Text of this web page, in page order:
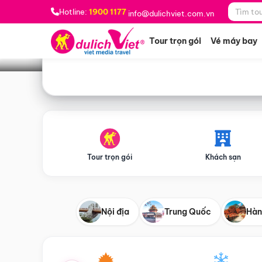
Hotline: 1900 1177 info@dulichviet.com.vn
Tour trọn gói Vé máy bay
Bạn muốn đi đâu? *
Tour trọn gói Khách sạn
Nội địa Trung Quốc